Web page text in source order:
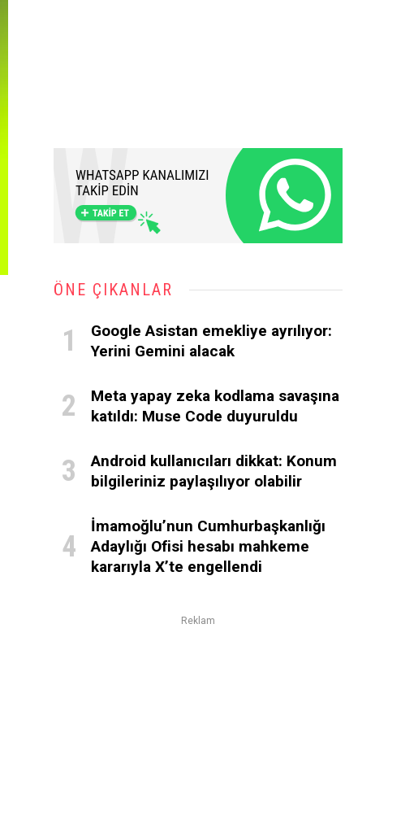
ÖNE ÇIKANLAR
Google Asistan emekliye ayrılıyor:
Yerini Gemini alacak
Meta yapay zeka kodlama savaşına
katıldı: Muse Code duyuruldu
Android kullanıcıları dikkat: Konum
bilgileriniz paylaşılıyor olabilir
İmamoğlu’nun Cumhurbaşkanlığı
Adaylığı Ofisi hesabı mahkeme
kararıyla X’te engellendi
Reklam